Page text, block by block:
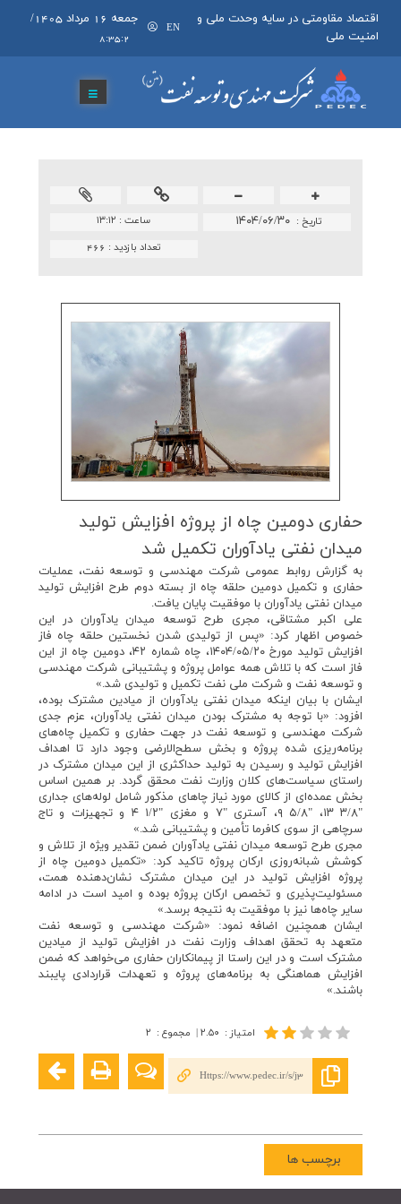
اقتصاد مقاومتی در سایه وحدت ملی و
امنیت ملی
EN
جمعه 16 مرداد 1405 /
8:35:2
ساعت : ۱۳:۱۲ تاريخ : ۱۴۰۴/۰۶/۳۰
تعداد بازدید : 466
حفاری دومین چاه از پروژه افزایش تولید
میدان نفتی یادآوران تكمیل شد
به گزارش روابط عمومی شرکت مهندسی و توسعه نفت، عملیات
حفاری و تکمیل دومین حلقه چاه از بسته دوم طرح افزایش تولید
میدان نفتی یادآوران با موفقیت پایان یافت.
علی اکبر مشتاقی، مجری طرح توسعه میدان یادآوران در این
خصوص اظهار کرد: «پس از تولیدی شدن نخستین حلقه‌ چاه فاز
افزایش تولید مورخ ۱۴۰۴/۰۵/۲۰، چاه شماره ۴۲، دومین چاه از این
فاز است که با تلاش همه عوامل پروژه و پشتیبانی شرکت مهندسی
و توسعه نفت و شرکت ملی نفت تکمیل و تولیدی شد.»
ایشان با بیان اینکه میدان نفتی یادآوران از میادین مشترک بوده،
افزود: «با توجه به مشترک بودن میدان نفتی یادآوران، عزم جدی
شرکت مهندسی و توسعه نفت در جهت حفاری و تکمیل چاه‌های
برنامه‌ریزی شده پروژه و بخش سطح‌الارضی وجود دارد تا اهداف
افزایش تولید و رسیدن به تولید حداکثری از این میدان مشترک در
راستای سیاست‌های کلان وزارت نفت محقق گردد. بر همین اساس
بخش عمده‌ای از کالای مورد نیاز چاهای مذکور شامل لوله‌های جداری
"۳/۸ ۱۳، "۵/۸ ۹، آستری "۷ و مغزی "۱/۲ ۴ و تجهیزات و تاج
سرچاهی از سوی کافرما تأمین و پشتیبانی شد.»
مجری طرح توسعه میدان نفتی یادآوران ضمن تقدیر ویژه از تلاش و
کوشش شبانه‌روزی ارکان پروژه تاکید کرد: «تکمیل دومین چاه از
پروژه افزایش تولید در این میدان مشترک نشان‌دهنده همت،
مسئولیت‌پذیری و تخصص ارکان پروژه بوده و امید است در ادامه
سایر چاه‌ها نیز با موفقیت به نتیجه برسد.»
ایشان همچنین اضافه نمود: «شرکت مهندسی و توسعه نفت
متعهد به تحقق اهداف وزارت نفت در افزایش تولید از میادین
مشترک است و در این راستا از پیمانکاران حفاری می‌خواهد که ضمن
افزایش هماهنگی به برنامه‌های پروژه و تعهدات قراردادی پایبند
باشند.»
امتیاز : ۲.۵۰| مجموع : ۲
Https://www.pedec.ir/s/j3
برچسب ها